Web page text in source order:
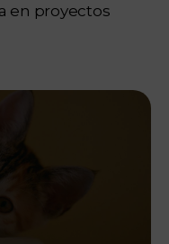
en proyectos